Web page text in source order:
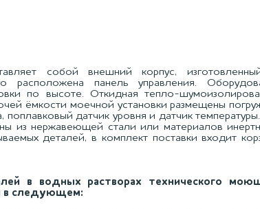
собой внешний корпус,
панель управления.
по высоте. Откидная тепло-
ёмкости моечной установки размещены
датчик уровня и датчик
из нержавеющей стали или материалов
деталей, в комплект поставки входит
в водных растворах технического
в следующем: